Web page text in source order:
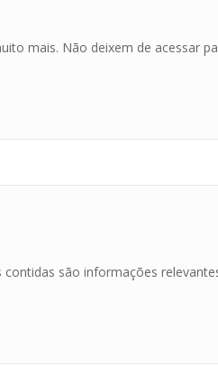
mais. Não deixem de acessar
são informações